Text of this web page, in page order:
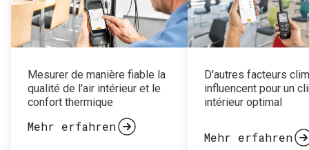
Mesurer de manière fiable la
qualité de l'air intérieur et le
confort thermique
Mehr erfahren
D'autres facteurs
influencent pour un
intérieur optimal
Mehr erfahren